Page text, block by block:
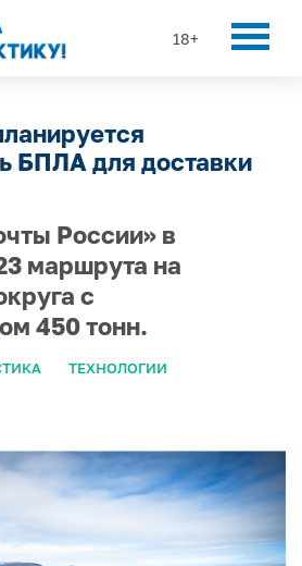
18+
БПЛА для доставки
России» в
маршрута на
с
450 тонн.
ТЕХНОЛОГИИ